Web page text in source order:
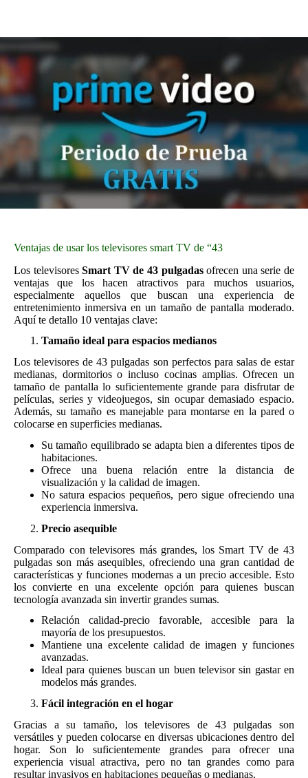
Ventajas de usar los televisores smart TV de “43
Los televisoresSmart TV de 43 pulgadasofrecen una serie de
ventajas que los hacen atractivos para muchos usuarios,
especialmente aquellos que buscan una experiencia de
entretenimiento inmersiva en un tamaño de pantalla moderado.
Aquí te detallo 10 ventajas clave:
Tamaño ideal para espacios medianos
Los televisores de 43 pulgadas son perfectos para salas de estar
medianas, dormitorios o incluso cocinas amplias. Ofrecen un
tamaño de pantalla lo suficientemente grande para disfrutar de
películas, series y videojuegos, sin ocupar demasiado espacio.
Además, su tamaño es manejable para montarse en la pared o
colocarse en superficies medianas.
Su tamaño equilibrado se adapta bien a diferentes tipos de
habitaciones.
Ofrece una buena relación entre la distancia de
visualización y la calidad de imagen.
No satura espacios pequeños, pero sigue ofreciendo una
experiencia inmersiva.
Precio asequible
Comparado con televisores más grandes, los Smart TV de 43
pulgadas son más asequibles, ofreciendo una gran cantidad de
características y funciones modernas a un precio accesible. Esto
los convierte en una excelente opción para quienes buscan
tecnología avanzada sin invertir grandes sumas.
Relación calidad-precio favorable, accesible para la
mayoría de los presupuestos.
Mantiene una excelente calidad de imagen y funciones
avanzadas.
Ideal para quienes buscan un buen televisor sin gastar en
modelos más grandes.
Fácil integración en el hogar
Gracias a su tamaño, los televisores de 43 pulgadas son
versátiles y pueden colocarse en diversas ubicaciones dentro del
hogar. Son lo suficientemente grandes para ofrecer una
experiencia visual atractiva, pero no tan grandes como para
resultar invasivos en habitaciones pequeñas o medianas.